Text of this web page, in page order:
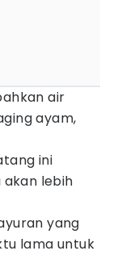
air
ayam,
ini
lebih
yang
lama untuk